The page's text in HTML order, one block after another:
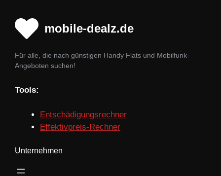
mobile-dealz.de
Für alle, die nach günstigen Handy Flats und Mobilfunk-
Angeboten suchen!
Tools:
Entschädigungsrechner
Effektivpreis-Rechner
Unternehmen